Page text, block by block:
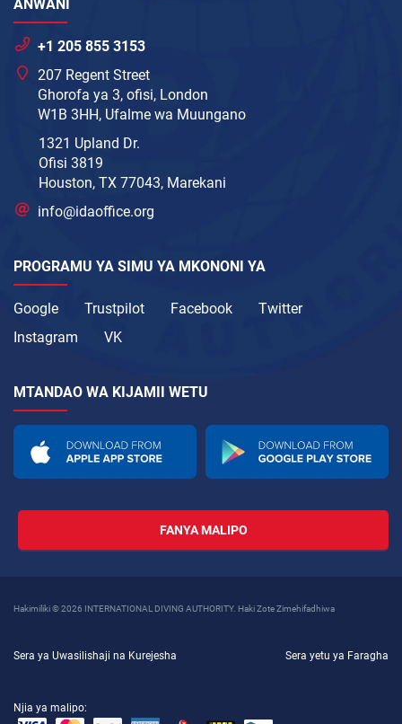
ANWANI
+1 205 855 3153
207 Regent Street
Ghorofa ya 3, ofisi, London
W1B 3HH, Ufalme wa Muungano
1321 Upland Dr.
Ofisi 3819
Houston, TX 77043, Marekani
info@idaoffice.org
PROGRAMU YA SIMU YA MKONONI YA
Google Trustpilot Facebook
Twitter
Instagram
VK
MTANDAO WA KIJAMII WETU
FANYA MALIPO
Hakimiliki © 2026 INTERNATIONAL DIVING AUTHORITY. Haki Zote Zimehifadhiwa
Sera ya Uwasilishaji na Kurejesha Sera yetu ya Faragha
Njia ya malipo: